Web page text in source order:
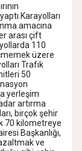
amacına
arası çift
110
üzere
Trafik
50
yerleşim
artırma
birçok şehir
70 kilometreye
Başkanlığı,
ve